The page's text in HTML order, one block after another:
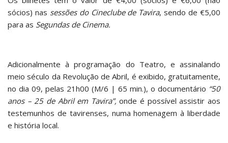
sócios) nas sessões do Cineclube de Tavira, sendo de €5,00
para as Segundas de Cinema.
Adicionalmente à programação do Teatro, e assinalando
meio século da Revolução de Abril, é exibido, gratuitamente,
no dia 09, pelas 21h00 (M/6 | 65 min.), o documentário “50
anos – 25 de Abril em Tavira”,onde é possível assistir aos
testemunhos de tavirenses, numa homenagem à liberdade
e história local.